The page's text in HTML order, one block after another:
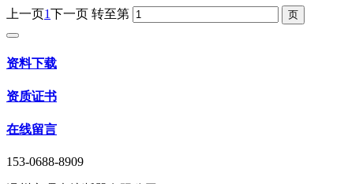
上一页1下一页 转至第
资料下载
资质证书
在线留言
153-0688-8909